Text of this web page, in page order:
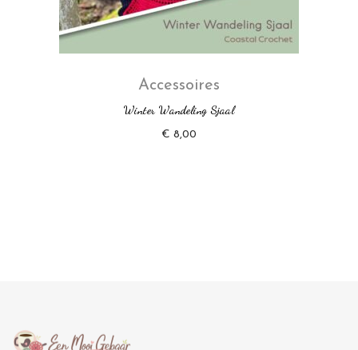
Accessoires
Winter Wandeling Sjaal
€ 8,00